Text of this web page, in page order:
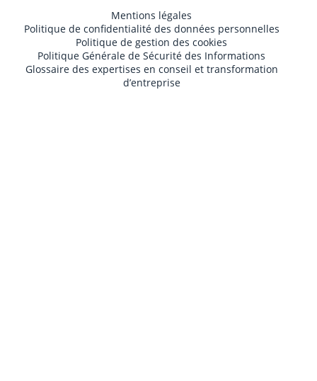
Mentions légales
Politique de confidentialité des données personnelles
Politique de gestion des cookies
Politique Générale de Sécurité des Informations
Glossaire des expertises en conseil et transformation
d’entreprise